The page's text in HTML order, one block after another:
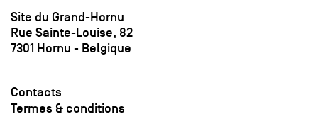
Site du Grand-Hornu
Rue Sainte-Louise, 82
7301 Hornu - Belgique
Contacts
Termes & conditions